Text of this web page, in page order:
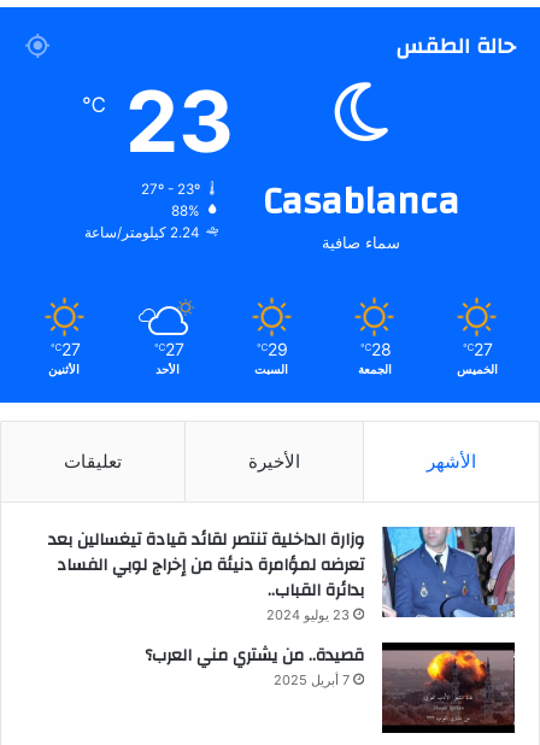
حالة الطقس
Casablanca
سماء صافية
23
℃
27º - 23º
88%
2.24 كيلومتر/ساعة
27
℃
الخميس
28
℃
الجمعة
29
℃
السبت
27
℃
الأحد
27
℃
الأثنين
الأشهر الأخيرة تعليقات
وزارة الداخلية تنتصر لقائد قيادة تيغسالين بعد
تعرضه لمؤامرة دنيئة من إخراج لوبي الفساد
بدائرة القباب..
23 يوليو 2024
قصيدة.. من يشتري مني العرب؟
7 أبريل 2025